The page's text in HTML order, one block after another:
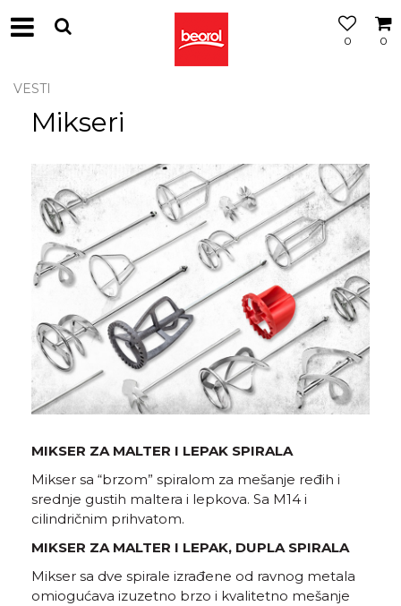
0
0
VESTI
Mikseri
MIKSER ZA MALTER I LEPAK SPIRALA
Mikser sa “brzom” spiralom za mešanje ređih i
srednje gustih maltera i lepkova. Sa M14 i
cilindričnim prihvatom.
MIKSER ZA MALTER I LEPAK, DUPLA SPIRALA
Mikser sa dve spirale izrađene od ravnog metala
omiogućava izuzetno brzo i kvalitetno mešanje